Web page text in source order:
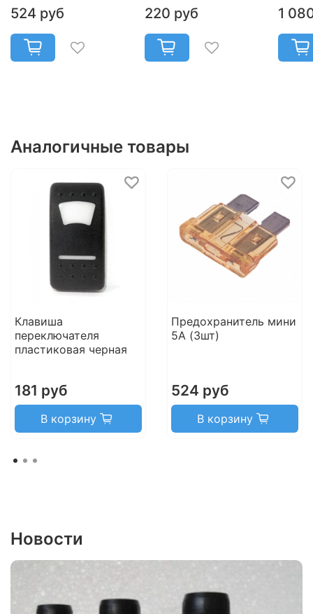
524 руб 220 руб 1
Аналогичные товары
Клавиша
переключателя
пластиковая черная
181 руб
В корзину
Предохранитель мини
5А (3шт)
524 руб
В корзину
Новости